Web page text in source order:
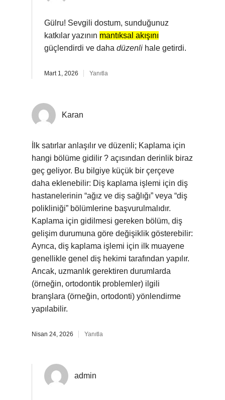
Gülru! Sevgili dostum, sunduğunuz
katkılar yazının mantıksal akışını
güçlendirdi ve daha düzenli hale getirdi.
Mart 1, 2026 Yanıtla
Karan
İlk satırlar anlaşılır ve düzenli; Kaplama için
hangi bölüme gidilir ? açısından derinlik biraz
geç geliyor. Bu bilgiye küçük bir çerçeve
daha eklenebilir: Diş kaplama işlemi için diş
hastanelerinin “ağız ve diş sağlığı” veya “diş
polikliniği” bölümlerine başvurulmalıdır.
Kaplama için gidilmesi gereken bölüm, diş
gelişim durumuna göre değişiklik gösterebilir:
Ayrıca, diş kaplama işlemi için ilk muayene
genellikle genel diş hekimi tarafından yapılır.
Ancak, uzmanlık gerektiren durumlarda
(örneğin, ortodontik problemler) ilgili
branşlara (örneğin, ortodonti) yönlendirme
yapılabilir.
Nisan 24, 2026 Yanıtla
admin